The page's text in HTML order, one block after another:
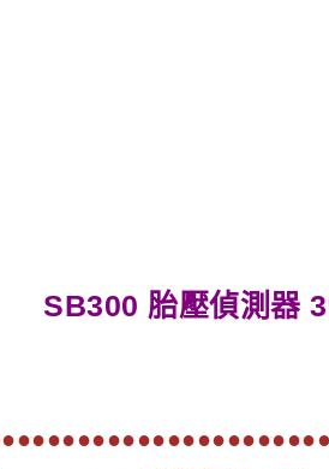
SB300 胎壓偵測器